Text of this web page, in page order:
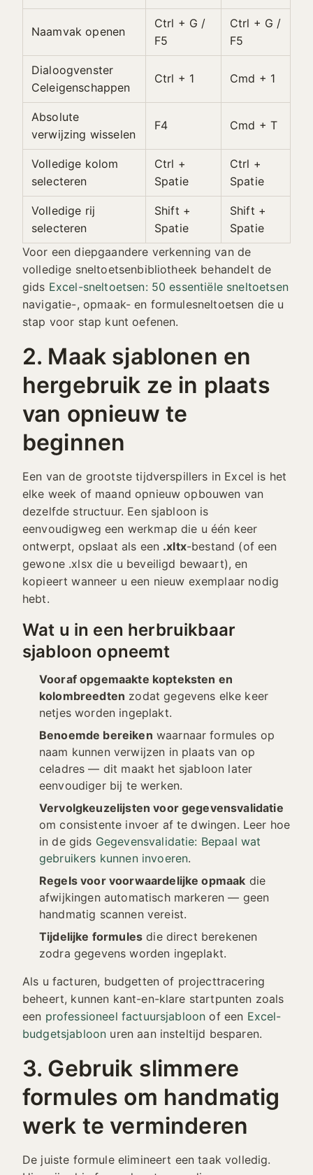
Naamvak openen
Ctrl + G /
F5
Ctrl + G /
F5
Dialoogvenster
Celeigenschappen
Ctrl + 1 Cmd + 1
Absolute
verwijzing wisselen
F4 Cmd + T
Volledige kolom
selecteren
Ctrl +
Spatie
Ctrl +
Spatie
Volledige rij
selecteren
Shift +
Spatie
Shift +
Spatie
Voor een diepgaandere verkenning van de
volledige sneltoetsenbibliotheek behandelt de
gids Excel-sneltoetsen: 50 essentiële sneltoetsen
navigatie-, opmaak- en formulesneltoetsen die u
stap voor stap kunt oefenen.
2. Maak sjablonen en
hergebruik ze in plaats
van opnieuw te
beginnen
Een van de grootste tijdverspillers in Excel is het
elke week of maand opnieuw opbouwen van
dezelfde structuur. Een sjabloon is
eenvoudigweg een werkmap die u één keer
ontwerpt, opslaat als een .xltx-bestand (of een
gewone .xlsx die u beveiligd bewaart), en
kopieert wanneer u een nieuw exemplaar nodig
hebt.
Wat u in een herbruikbaar
sjabloon opneemt
Vooraf opgemaakte kopteksten en
kolombreedten zodat gegevens elke keer
netjes worden ingeplakt.
Benoemde bereiken waarnaar formules op
naam kunnen verwijzen in plaats van op
celadres — dit maakt het sjabloon later
eenvoudiger bij te werken.
Vervolgkeuzelijsten voor gegevensvalidatie
om consistente invoer af te dwingen. Leer hoe
in de gids Gegevensvalidatie: Bepaal wat
gebruikers kunnen invoeren.
Regels voor voorwaardelijke opmaak die
afwijkingen automatisch markeren — geen
handmatig scannen vereist.
Tijdelijke formules die direct berekenen
zodra gegevens worden ingeplakt.
Als u facturen, budgetten of projecttracering
beheert, kunnen kant-en-klare startpunten zoals
een professioneel factuursjabloon of een Excel-
budgetsjabloon uren aan insteltijd besparen.
3. Gebruik slimmere
formules om handmatig
werk te verminderen
De juiste formule elimineert een taak volledig.